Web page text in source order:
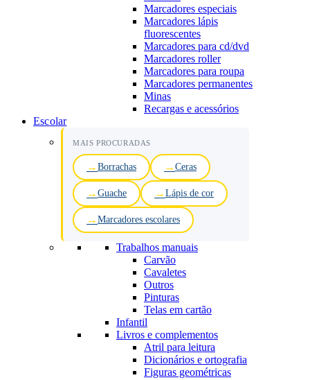
Marcadores especiais
Marcadores lápis
fluorescentes
Marcadores para cd/dvd
Marcadores roller
Marcadores para roupa
Marcadores permanentes
Minas
Recargas e acessórios
Escolar
MAIS PROCURADAS
Borrachas Ceras
Guache Lápis de cor
Marcadores escolares
Trabalhos manuais
Carvão
Cavaletes
Outros
Pinturas
Telas em cartão
Infantil
Livros e complementos
Atril para leitura
Dicionários e ortografia
Figuras geométricas